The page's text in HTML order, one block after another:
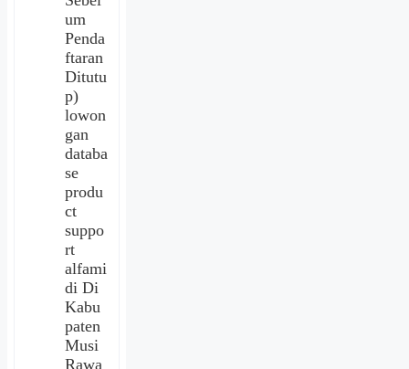
um
Penda
ftaran
Ditutu
p)
lowon
gan
databa
se
produ
ct
suppo
rt
alfami
di Di
Kabu
paten
Musi
Rawa